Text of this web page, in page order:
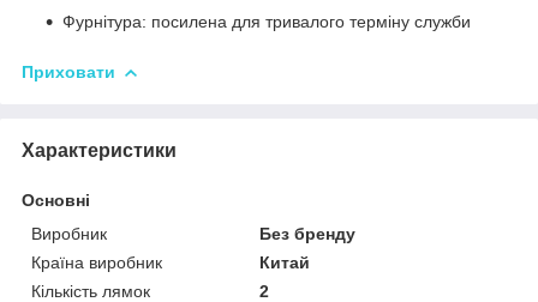
Фурнітура: посилена для тривалого терміну служби
Приховати
Характеристики
Основні
Виробник
Без бренду
Країна виробник
Китай
Кількість лямок
2